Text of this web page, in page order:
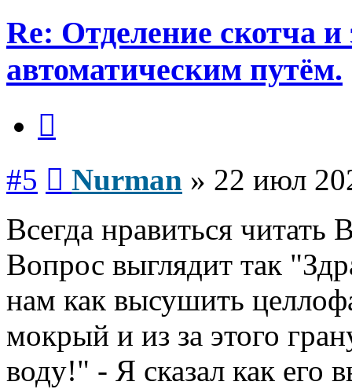
Re: Отделение скотча
автоматическим путём.
#5 Nurman » 22 июл
Всегда нравиться
Вопрос выглядит так
нам как высушить
мокрый и из за этого
воду!" - Я сказал как его